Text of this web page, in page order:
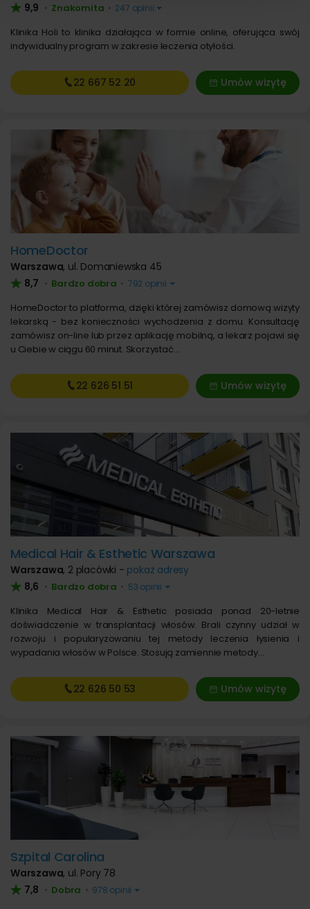
9,9 • Znakomita • 247 opinii
Klinika Holi to klinika działająca w formie online, oferująca swój
indywidualny program w zakresie leczenia otyłości.
Umów wizytę
22 667 52 20
HomeDoctor
Warszawa, ul. Domaniewska 45
8,7 • Bardzo dobra • 792 opinii
HomeDoctor to platforma, dzięki której zamówisz domową wizyty
lekarską - bez konieczności wychodzenia z domu. Konsultację
zamówisz on-line lub przez aplikację mobilną, a lekarz pojawi się
u Ciebie w ciągu 60 minut. Skorzystać…
Umów wizytę
22 626 51 51
Medical Hair & Esthetic Warszawa
Warszawa, 2 placówki - pokaż adresy
8,6 • Bardzo dobra • 53 opinii
Klinika Medical Hair & Esthetic posiada ponad 20-letnie
doświadczenie w transplantacji włosów. Brali czynny udział w
rozwoju i popularyzowaniu tej metody leczenia łysienia i
wypadania włosów w Polsce. Stosują zamiennie metody…
Umów wizytę
22 626 50 53
Szpital Carolina
Warszawa, ul. Pory 78
7,8 • Dobra • 978 opinii